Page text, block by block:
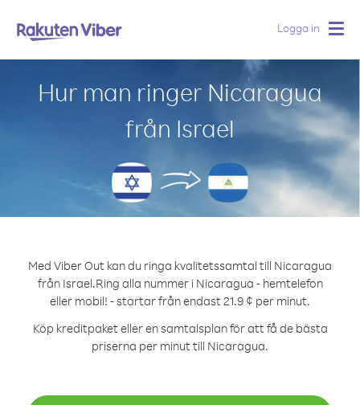
Logga in
Hur man ringer Nicaragua
från Israel
Med Viber Out kan du ringa kvalitetssamtal till Nicaragua
från Israel.Ring alla nummer i Nicaragua - hemtelefon
eller mobil! - startar från endast 21.9 ¢ per minut.
Köp kreditpaket eller en samtalsplan för att få de bästa
priserna per minut till Nicaragua.